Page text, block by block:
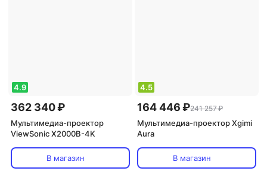
4.9
362 340 ₽
Мультимедиа-проектор
ViewSonic X2000B-4K
В магазин
4.5
164 446 ₽241 257 ₽
Мультимедиа-проектор Xgimi
Aura
В магазин